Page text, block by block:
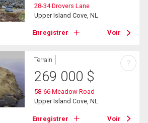
28-34 Drovers Lane
Upper Island Cove, NL
Enregistrer Voir
Terrain
269 000 $
58-66 Meadow Road
Upper Island Cove, NL
Enregistrer Voir
?